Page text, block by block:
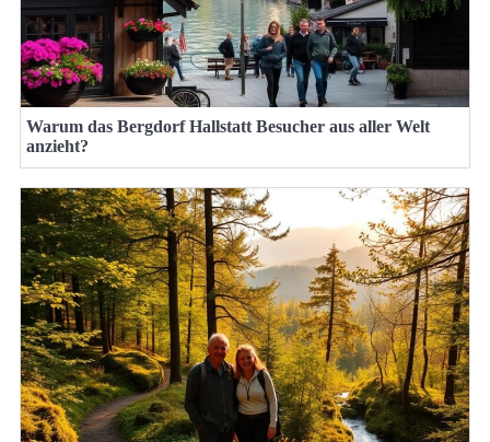
Warum das Bergdorf Hallstatt Besucher aus aller Welt
anzieht?